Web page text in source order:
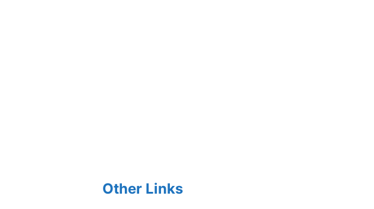
Other Links